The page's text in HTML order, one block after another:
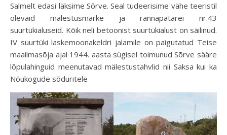
Salmelt edasi läksime Sõrve. Seal tudeerisime vähe teeristil
olevaid mälestusmärke ja rannapatarei nr.43
suurtükialuseid. Kõik neli betoonist suurtükialust on säilinud.
IV suurtüki laskemoonakeldri jalamile on paigutatud Teise
maailmasõja ajal 1944. aasta sügisel toimunud Sõrve sääre
lõpulahinguid meenutavad mälestustahvlid nii Saksa kui ka
Nõukogude sõduritele